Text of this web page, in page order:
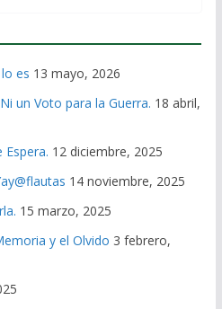
es 13 mayo, 2026
un Voto para la Guerra. 18 abril,
Espera. 12 diciembre, 2025
14 noviembre, 2025
15 marzo, 2025
y el Olvido 3 febrero,